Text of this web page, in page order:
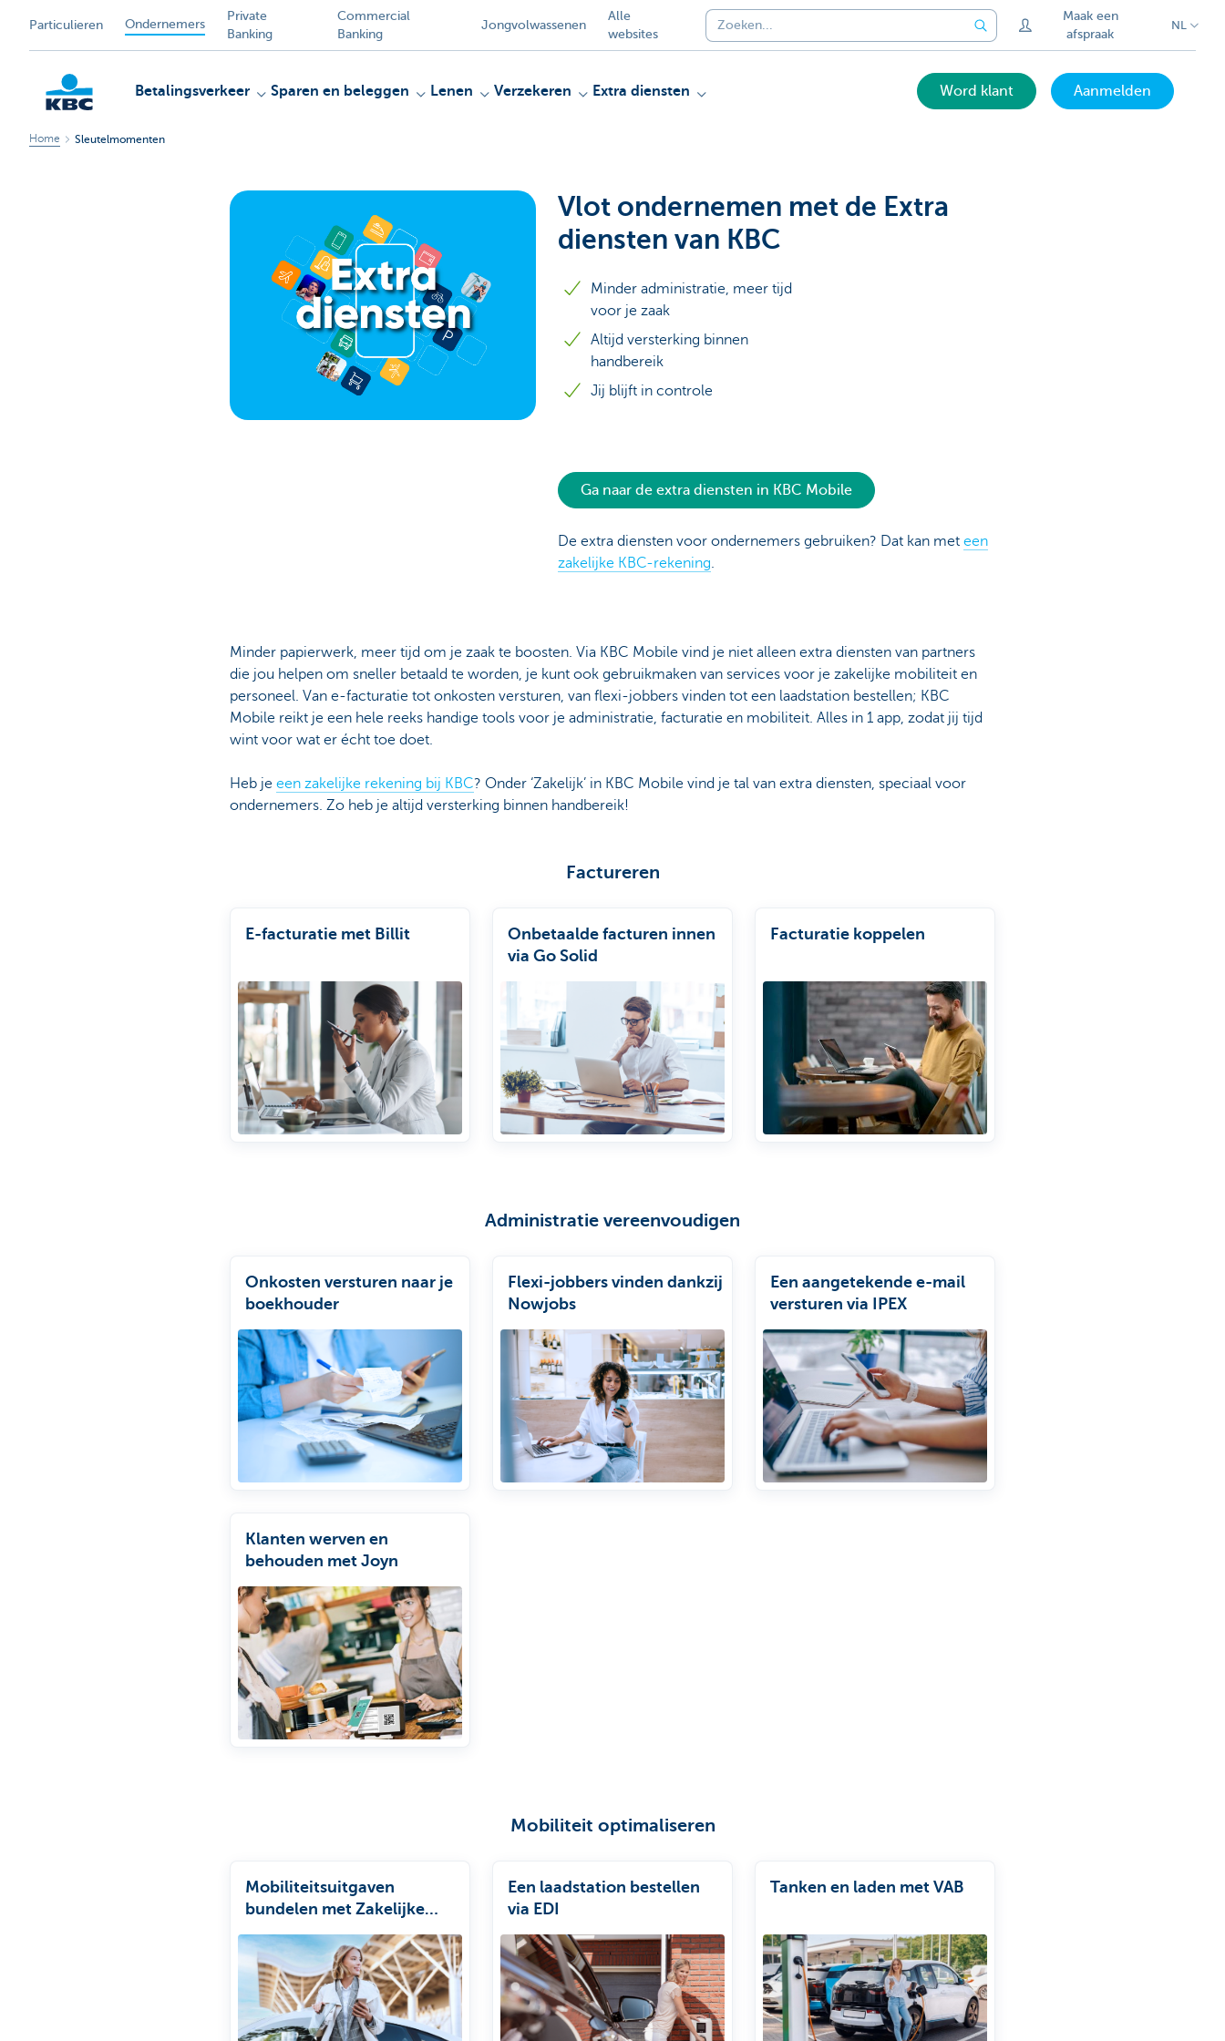
Particulieren Ondernemers
Private
Banking
Commercial
Banking
Jongvolwassenen
Alle
websites
Maak een
afspraak
NL
Betalingsverkeer Sparen en beleggen Lenen Verzekeren Extra diensten Word klant Aanmelden
Home Sleutelmomenten
Vlot ondernemen met de Extra
diensten van KBC
Minder administratie, meer tijd
voor je zaak
Altijd versterking binnen
handbereik
Jij blijft in controle
Ga naar de extra diensten in KBC Mobile
De extra diensten voor ondernemers gebruiken? Dat kan met een
zakelijke KBC-rekening.
Minder papierwerk, meer tijd om je zaak te boosten. Via KBC Mobile vind je niet alleen extra diensten van partners
die jou helpen om sneller betaald te worden, je kunt ook gebruikmaken van services voor je zakelijke mobiliteit en
personeel. Van e-facturatie tot onkosten versturen, van flexi-jobbers vinden tot een laadstation bestellen; KBC
Mobile reikt je een hele reeks handige tools voor je administratie, facturatie en mobiliteit. Alles in 1 app, zodat jij tijd
wint voor wat er écht toe doet.
Heb je een zakelijke rekening bij KBC? Onder ‘Zakelijk’ in KBC Mobile vind je tal van extra diensten, speciaal voor
ondernemers. Zo heb je altijd versterking binnen handbereik!
Factureren
E-facturatie met Billit
Onbetaalde facturen innen
via Go Solid
Facturatie koppelen
Administratie vereenvoudigen
Onkosten versturen naar je
boekhouder
Flexi-jobbers vinden dankzij
Nowjobs
Een aangetekende e-mail
versturen via IPEX
Klanten werven en
behouden met Joyn
Mobiliteit optimaliseren
Mobiliteitsuitgaven
bundelen met Zakelijke
Mobiliteit
Een laadstation bestellen
via EDI
Tanken en laden met VAB